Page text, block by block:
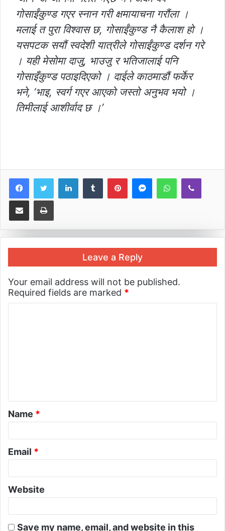
गोसाईंकुण्ड गएर स्नान गरी क्षमायाचना गरौंला ।
मलाई त पुरा विश्वास छ, गोसाईंकुण्ड नै कैलाश हो ।
यसपटक सयौं स्वदेशी यात्रीले गोसाईंकुण्ड दर्शन गरे
। यही मेसोमा दाजु, भाउजु र भतिजालाई पनि
गोसाइँकुण्ड पठाइदिएको । दाईले काठमाडौं फर्केर
भने, ‘भाइ, स्वर्ग गएर आएको जस्तो अनुभव भयो ।
तिमीलाई आशीर्वाद छ ।’
LinkedInTumblrPinterestMessenger
WhatsApp
Viber
Share via EmailPrint
Leave a Reply
Your email address will not be published.
Required fields are marked *
Name *
Email *
Website
Save my name, email, and website in this